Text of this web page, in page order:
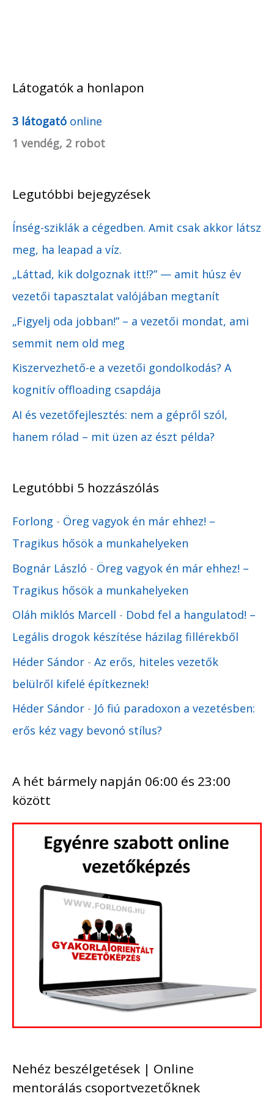
Látogatók a honlapon
3 látogató online
1 vendég, 2 robot
Legutóbbi bejegyzések
Ínség-sziklák a cégedben. Amit csak akkor látsz
meg, ha leapad a víz.
„Láttad, kik dolgoznak itt!?” — amit húsz év
vezetői tapasztalat valójában megtanít
„Figyelj oda jobban!” – a vezetői mondat, ami
semmit nem old meg
Kiszervezhető-e a vezetői gondolkodás? A
kognitív offloading csapdája
AI és vezetőfejlesztés: nem a gépről szól,
hanem rólad – mit üzen az észt példa?
Legutóbbi 5 hozzászólás
Forlong - Öreg vagyok én már ehhez! –
Tragikus hősök a munkahelyeken
Bognár László - Öreg vagyok én már ehhez! –
Tragikus hősök a munkahelyeken
Oláh miklós Marcell - Dobd fel a hangulatod! –
Legális drogok készítése házilag fillérekből
Héder Sándor - Az erős, hiteles vezetők
belülről kifelé építkeznek!
Héder Sándor - Jó fiú paradoxon a vezetésben:
erős kéz vagy bevonó stílus?
A hét bármely napján 06:00 és 23:00
között
Nehéz beszélgetések | Online
mentorálás csoportvezetőknek
A
v
u